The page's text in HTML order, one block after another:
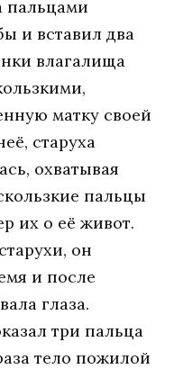
пальцами
и вставил два
влагалища
матку своей
старуха
охватывая
пальцы
их о её живот.
он
и после
глаза.
три пальца
тело пожилой